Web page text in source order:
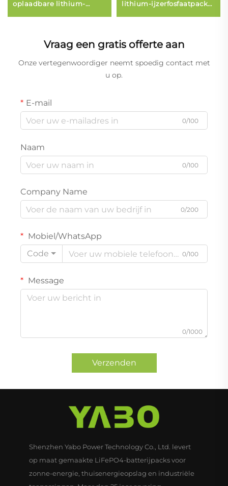
oplaadbare lithium-
lithium-ijzerfosfaatpack
zonnesysteem en back-
upstroom
Vraag een gratis offerte aan
Onze vertegenwoordiger neemt spoedig contact met
u op.
E-mail
0/100
Naam
0/100
Company Name
0/200
Mobiel/WhatsApp
Code
0/100
Message
0/1000
Verzenden
Shenzhen Yabo Power Technology Co., Ltd. levert
op maat gemaakte LiFePO4-batterijpacks voor
zonne-energie, thuisenergieopslag en industriële